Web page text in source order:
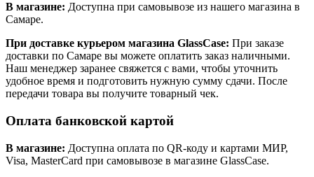
В магазине: Доступна при самовывозе из нашего магазина в
Самаре.
При доставке курьером магазина GlassCase: При заказе
доставки по Самаре вы можете оплатить заказ наличными.
Наш менеджер заранее свяжется с вами, чтобы уточнить
удобное время и подготовить нужную сумму сдачи. После
передачи товара вы получите товарный чек.
Оплата банковской картой
В магазине: Доступна оплата по QR-коду и картами МИР,
Visa, MasterCard при самовывозе в магазине GlassCase.